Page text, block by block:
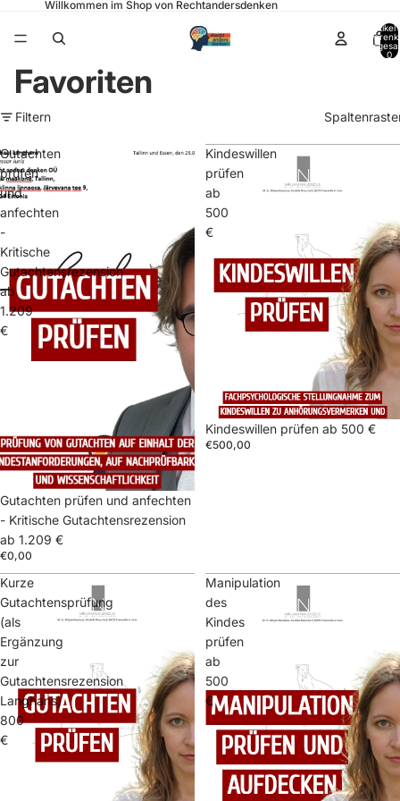
Willkommen im Shop von Rechtandersdenken
Artikel
0
Favoriten
Filtern
Gutachten
prüfen
und
anfechten
-
Kritische
Gutachtensrezension
ab
1.209
€
Gutachten prüfen und anfechten
- Kritische Gutachtensrezension
ab 1.209 €
€0,00
Kindeswillen
prüfen
ab
500
€
Kindeswillen prüfen ab 500 €
€500,00
Kurze
Gutachtensprüfung
(als
Ergänzung
zur
Gutachtensrezension
Langhans)
800
€
Manipulation
des
Kindes
prüfen
ab
500
€